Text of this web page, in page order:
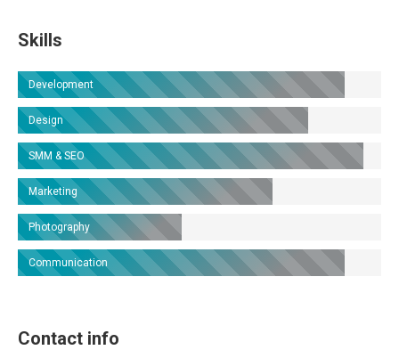
Skills
Development
Design
SMM & SEO
Marketing
Photography
Communication
Contact info